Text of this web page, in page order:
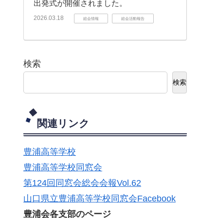
出発式が開催されました。
2026.03.18 総会情報 総会活動報告
検索
検索
関連リンク
豊浦高等学校
豊浦高等学校同窓会
第124回同窓会総会会報Vol.62
山口県立豊浦高等学校同窓会Facebook
豊浦会各支部のページ